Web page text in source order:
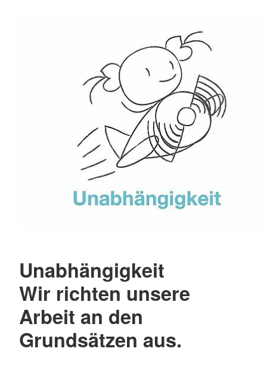
Unabhängigkeit
Wir richten unsere
Arbeit an den
Grundsätzen aus.